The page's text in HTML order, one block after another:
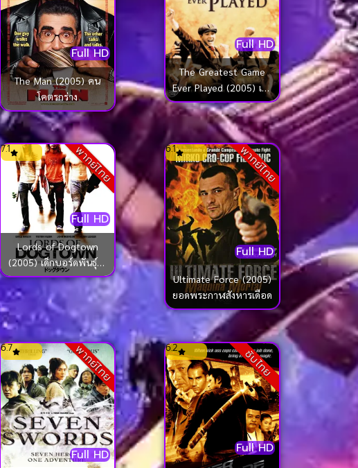
Full HD
The Man (2005) คน
โคตรกร่าง
Full HD
The Greatest Game
Ever Played (2005) เกม
ยิ่งใหญ่…ชัยชนะเหนือ
ความฝัน
พากย์ไทย
Full HD
7.1
Lords of Dogtown
(2005) เด็กบอร์ดพันธุ์ซ่า
ส์ขาติดล้อ
พากย์ไทย
Full HD
6.1
Ultimate Force (2005)
ยอดพระกาฬสังหารเดือด
พากย์ไทย
Full HD
6.7 ซับไทย
Full HD
6.2